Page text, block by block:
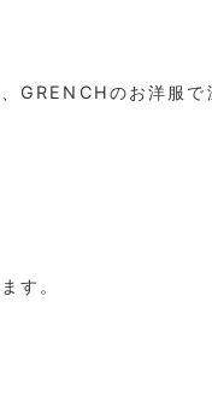
GRENCHのお洋服
す。